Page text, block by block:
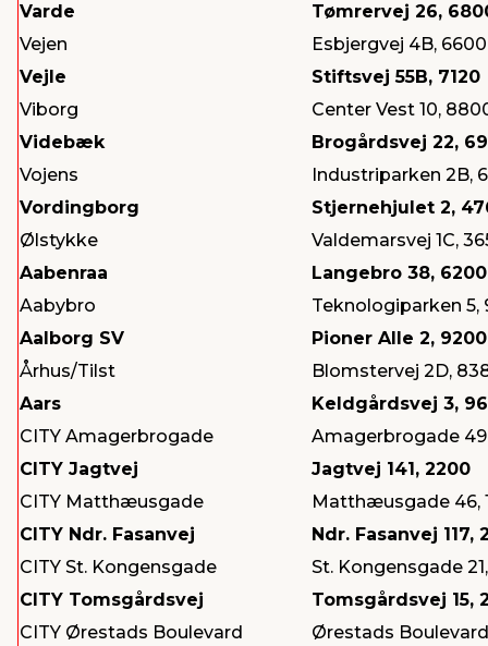
Varde
Tømrervej 26,
Vejen
Esbjergvej 4B, 6600
Vejle
Stiftsvej 55B, 7120
Viborg
Center Vest 10,
Videbæk
Brogårdsvej 22,
Vojens
Industriparken 2B,
Vordingborg
Stjernehjulet 2,
Ølstykke
Valdemarsvej 1C,
Aabenraa
Langebro 38, 6200
Aabybro
Teknologiparken 5,
Aalborg SV
Pioner Alle 2, 9200
Århus/Tilst
Blomstervej 2D,
Aars
Keldgårdsvej 3,
CITY Amagerbrogade
Amagerbrogade
CITY Jagtvej
Jagtvej 141, 2200
CITY Matthæusgade
Matthæusgade 46,
CITY Ndr. Fasanvej
Ndr. Fasanvej 117,
CITY St. Kongensgade
St. Kongensgade
CITY Tomsgårdsvej
Tomsgårdsvej 15,
CITY Ørestads Boulevard
Ørestads